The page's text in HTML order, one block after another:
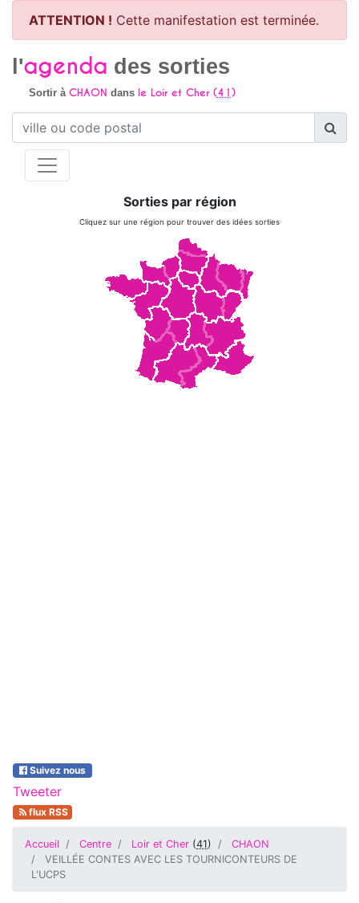
ATTENTION ! Cette manifestation est terminée.
l'agenda des sorties
Sortir à CHAON dans le Loir et Cher (41)
Sorties par région
Cliquez sur une région pour trouver des idées sorties
Suivez nous
Tweeter
flux RSS
Accueil Centre Loir et Cher (41)
CHAON
VEILLÉE CONTES AVEC LES TOURNICONTEURS DE
L'UCPS